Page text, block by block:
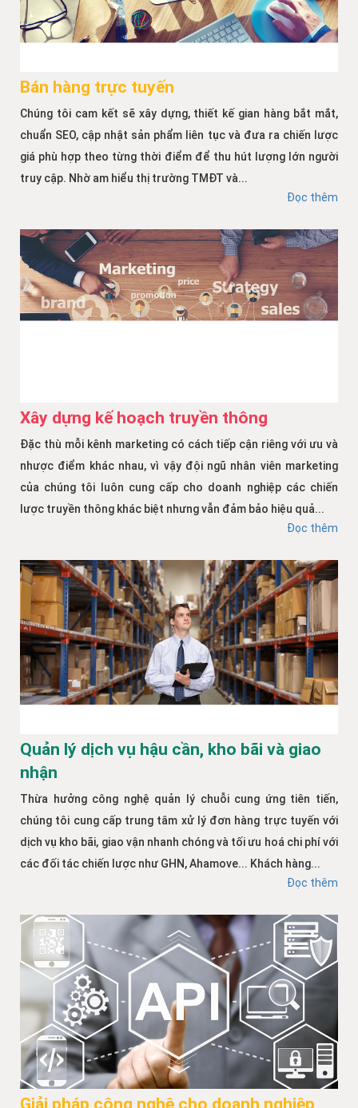
Bán hàng trực tuyến
Chúng tôi cam kết sẽ xây dựng, thiết kế gian hàng bắt mắt,
chuẩn SEO, cập nhật sản phẩm liên tục và đưa ra chiến lược
giá phù hợp theo từng thời điểm để thu hút lượng lớn người
truy cập. Nhờ am hiểu thị trường TMĐT và...
Đọc thêm
Xây dựng kế hoạch truyền thông
Đặc thù mỗi kênh marketing có cách tiếp cận riêng với ưu và
nhược điểm khác nhau, vì vậy đội ngũ nhân viên marketing
của chúng tôi luôn cung cấp cho doanh nghiệp các chiến
lược truyền thông khác biệt nhưng vẫn đảm bảo hiệu quả...
Đọc thêm
Quản lý dịch vụ hậu cần, kho bãi và giao
nhận
Thừa hưởng công nghệ quản lý chuỗi cung ứng tiên tiến,
chúng tôi cung cấp trung tâm xử lý đơn hàng trực tuyến với
dịch vụ kho bãi, giao vận nhanh chóng và tối ưu hoá chi phí với
các đối tác chiến lược như GHN, Ahamove... Khách hàng...
Đọc thêm
Giải pháp công nghệ cho doanh nghiệp